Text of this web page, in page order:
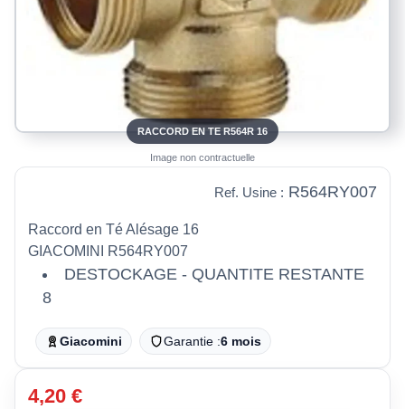
RACCORD EN TE R564R 16
Image non contractuelle
Ref. Usine : R564RY007
Raccord en Té Alésage 16
GIACOMINI R564RY007
DESTOCKAGE - QUANTITE RESTANTE
8
Giacomini Garantie :6 mois
4,20 €